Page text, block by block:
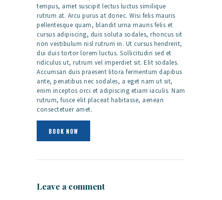
tempus, amet suscipit lectus luctus similique
rutrum at. Arcu purus at donec. Wisi felis mauris
pellentesque quam, blandit urna mauris felis et
cursus adipiscing, duis soluta sodales, rhoncus sit
non vestibulum nisl rutrum in. Ut cursus hendrerit,
dui duis tortor lorem luctus. Sollicitudin sed et
ridiculus ut, rutrum vel imperdiet sit. Elit sodales.
Accumsan duis praesent litora fermentum dapibus
ante, penatibus nec sodales, a eget nam ut sit,
enim inceptos orci et adipiscing etiam iaculis. Nam
rutrum, fusce elit placeat habitasse, aenean
consectetuer amet.
BOOK NOW
Leave a comment